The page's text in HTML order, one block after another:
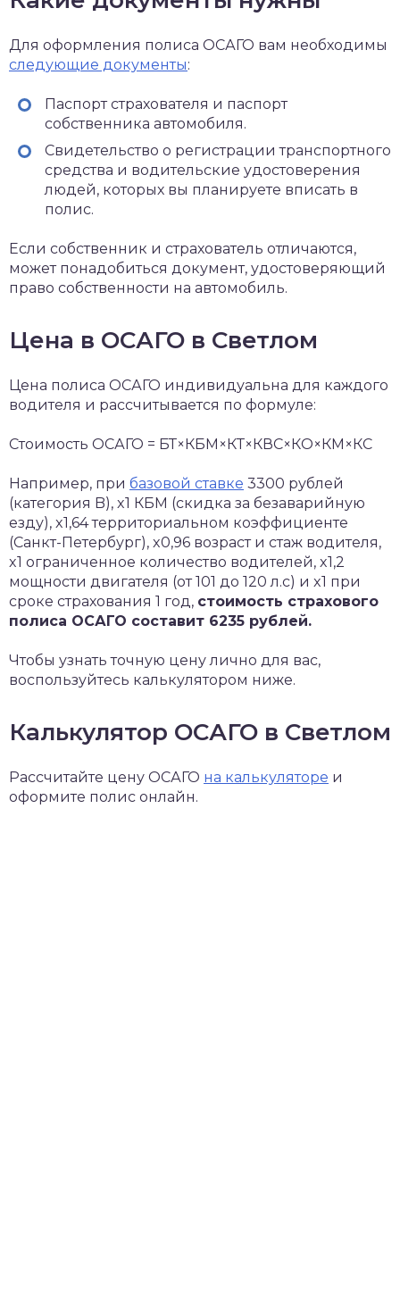
Для оформления полиса ОСАГО вам необходимы
следующие документы:
Паспорт страхователя и паспорт
собственника автомобиля.
Свидетельство о регистрации транспортного
средства и водительские удостоверения
людей, которых вы планируете вписать в
полис.
Если собственник и страхователь отличаются,
может понадобиться документ, удостоверяющий
право собственности на автомобиль.
Цена в ОСАГО в Светлом
Цена полиса ОСАГО индивидуальна для каждого
водителя и рассчитывается по формуле:
Стоимость ОСАГО = БТ×КБМ×КТ×КВС×КО×КМ×КС
Например, при базовой ставке 3300 рублей
(категория B), x1 КБМ (скидка за безаварийную
езду), x1,64 территориальном коэффициенте
(Санкт-Петербург), x0,96 возраст и стаж водителя,
x1 ограниченное количество водителей, x1,2
мощности двигателя (от 101 до 120 л.с) и x1 при
сроке страхования 1 год, стоимость страхового
полиса ОСАГО составит 6235 рублей.
Чтобы узнать точную цену лично для вас,
воспользуйтесь калькулятором ниже.
Калькулятор ОСАГО в Светлом
Рассчитайте цену ОСАГО на калькуляторе и
оформите полис онлайн.